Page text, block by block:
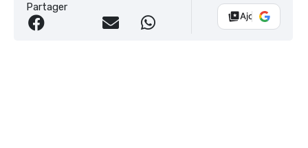
Partager
Ajouter Vélo